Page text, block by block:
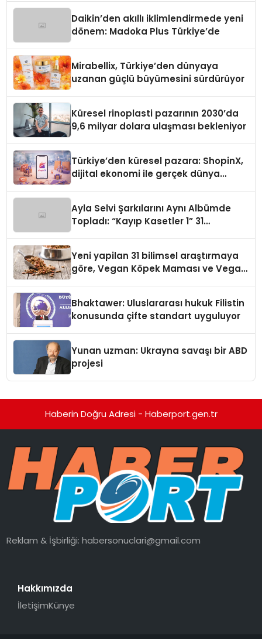
Daikin’den akıllı iklimlendirmede yeni
dönem: Madoka Plus Türkiye’de
Mirabellix, Türkiye’den dünyaya
uzanan güçlü büyümesini sürdürüyor
Küresel rinoplasti pazarının 2030’da
9,6 milyar dolara ulaşması bekleniyor
Türkiye’den küresel pazara: ShopinX,
dijital ekonomi ile gerçek dünya
Ayla Selvi Şarkılarını Aynı Albümde
Topladı: “Kayıp Kasetler 1” 31
Yeni yapilan 31 bilimsel araştırmaya
göre, Vegan Köpek Maması ve Vegan
Bhaktawer: Uluslararası hukuk Filistin
konusunda çifte standart uyguluyor
Yunan uzman: Ukrayna savaşı bir ABD
projesi
Haberin Doğru Adresi - Haberport.gen.tr
Reklam & İşbirliği:habersonuclari@gmail.com
Hakkımızda
İletişimKünye